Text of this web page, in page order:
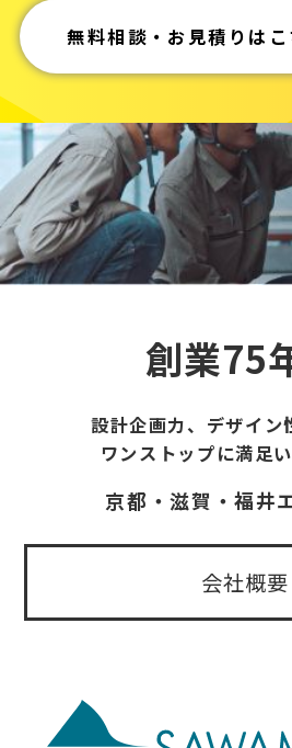
無料相談・お見積りはこ
創業75
設計企画力、デザイン
ワンストップに満足
京都・滋賀・福井
会社概要